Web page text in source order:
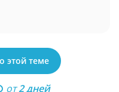
этой теме
от2 дней